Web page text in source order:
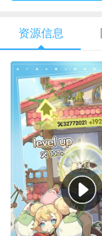
资源信息